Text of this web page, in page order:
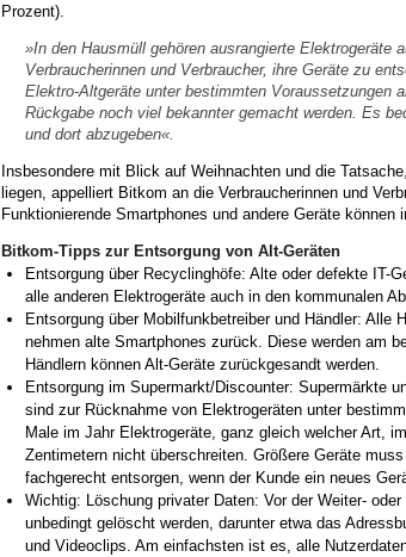
Prozent).
»In den Hausmüll gehören ausrangierte Elektrogeräte
Verbraucherinnen und Verbraucher, ihre Geräte zu
Elektro-Altgeräte unter bestimmten Voraussetzungen
Rückgabe noch viel bekannter gemacht werden. Es
und dort abzugeben«.
Insbesondere mit Blick auf Weihnachten und die
liegen, appelliert Bitkom an die Verbraucherinnen und
Funktionierende Smartphones und andere Geräte
Bitkom-Tipps zur Entsorgung von Alt-Geräten
Entsorgung über Recyclinghöfe: Alte oder defekte IT-
alle anderen Elektrogeräte auch in den kommunalen
Entsorgung über Mobilfunkbetreiber und Händler: Alle
nehmen alte Smartphones zurück. Diese werden am
Händlern können Alt-Geräte zurückgesandt werden.
Entsorgung im Supermarkt/Discounter: Supermärkte
sind zur Rücknahme von Elektrogeräten unter
Male im Jahr Elektrogeräte, ganz gleich welcher Art,
Zentimetern nicht überschreiten. Größere Geräte
fachgerecht entsorgen, wenn der Kunde ein neues
Wichtig: Löschung privater Daten: Vor der Weiter-
unbedingt gelöscht werden, darunter etwa das
und Videoclips. Am einfachsten ist es, alle